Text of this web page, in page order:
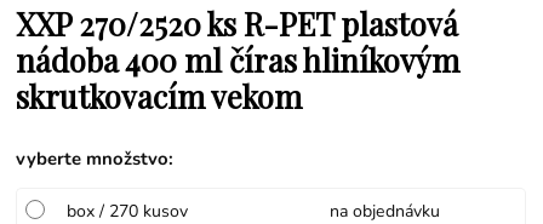
XXP 270/2520 ks R-PET plastová
nádoba 400 ml číras hliníkovým
skrutkovacím vekom
vyberte množstvo:
box / 270 kusov na objednávku